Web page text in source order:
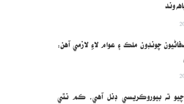
وند
چونڊون ملڪ ۽ عوام لاءِ لازمي آهن:
ته بيوروڪريسي ڊنل آهي، ڪم نٿي